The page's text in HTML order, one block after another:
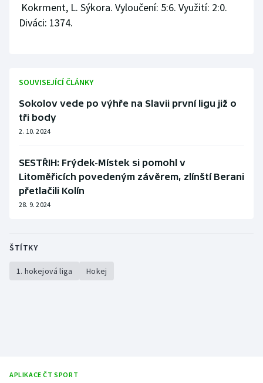
Kokrment, L. Sýkora. Vyloučení: 5:6. Využití: 2:0.
Diváci: 1374.
SOUVISEJÍCÍ ČLÁNKY
Sokolov vede po výhře na Slavii první ligu již o
tři body
2. 10. 2024
SESTŘIH: Frýdek-Místek si pomohl v
Litoměřicích povedeným závěrem, zlínští Berani
přetlačili Kolín
28. 9. 2024
ŠTÍTKY
1. hokejová liga Hokej
APLIKACE ČT SPORT